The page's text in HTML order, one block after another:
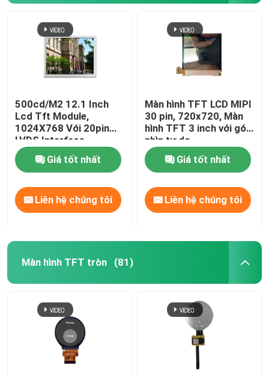
Mô-đun màn hình LCD
Màn hình PMOLED
Màn hình kỹ thuật số LED
Bảng điều khiển cảm ứng điện dung
500cd/M2 12.1 Inch
Lcd Tft Module,
1024X768 Với 20pin
LVDS Interface
Giá tốt nhất
Liên hệ chúng tôi
Màn hình TFT LCD MIPI
30 pin, 720x720, Màn
hình TFT 3 inch với góc
nhìn tự do
Giá tốt nhất
Liên hệ chúng tôi
Màn hình TFT tròn (81)